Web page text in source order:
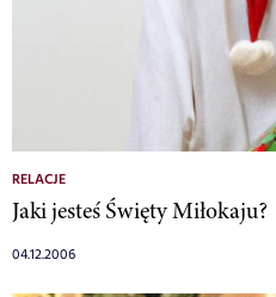
RELACJE
Jaki jesteś Święty Miłokaju?
04.12.2006